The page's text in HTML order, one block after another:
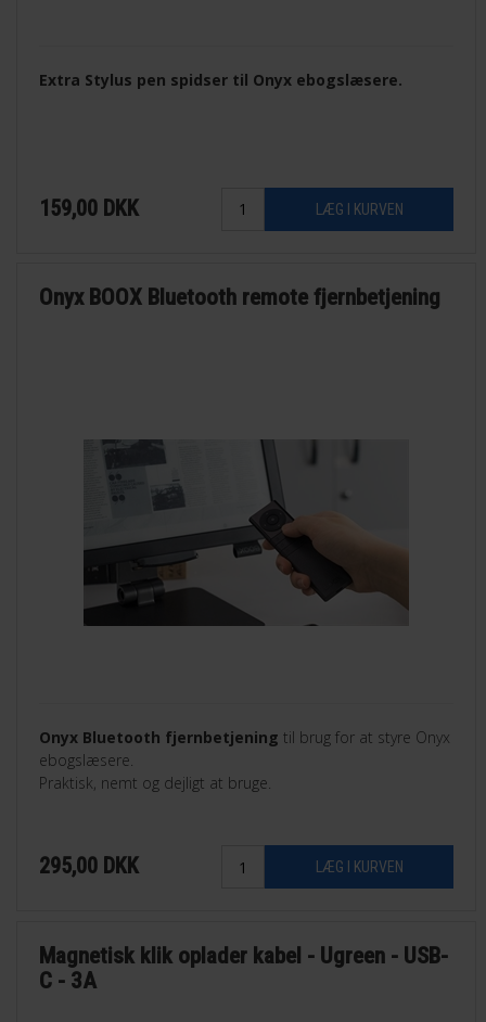
Extra Stylus pen spidser til Onyx ebogslæsere.
159,00 DKK
Onyx BOOX Bluetooth remote fjernbetjening
Onyx Bluetooth fjernbetjening til brug for at styre Onyx
ebogslæsere.
Praktisk, nemt og dejligt at bruge.
295,00 DKK
Magnetisk klik oplader kabel - Ugreen - USB-
C - 3A